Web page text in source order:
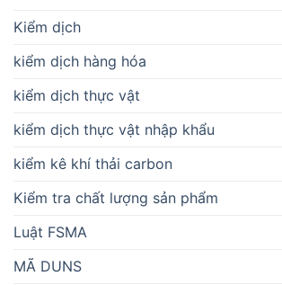
Kiểm dịch
kiểm dịch hàng hóa
kiểm dịch thực vật
kiểm dịch thực vật nhập khẩu
kiểm kê khí thải carbon
Kiểm tra chất lượng sản phẩm
Luật FSMA
MÃ DUNS